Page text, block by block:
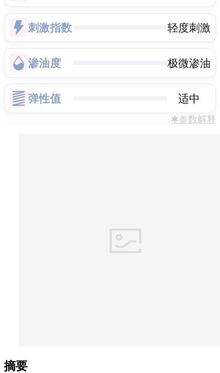
刺激指数 轻度刺激
渗油度 极微渗油
弹性值 适中
✱参数解释
摘要